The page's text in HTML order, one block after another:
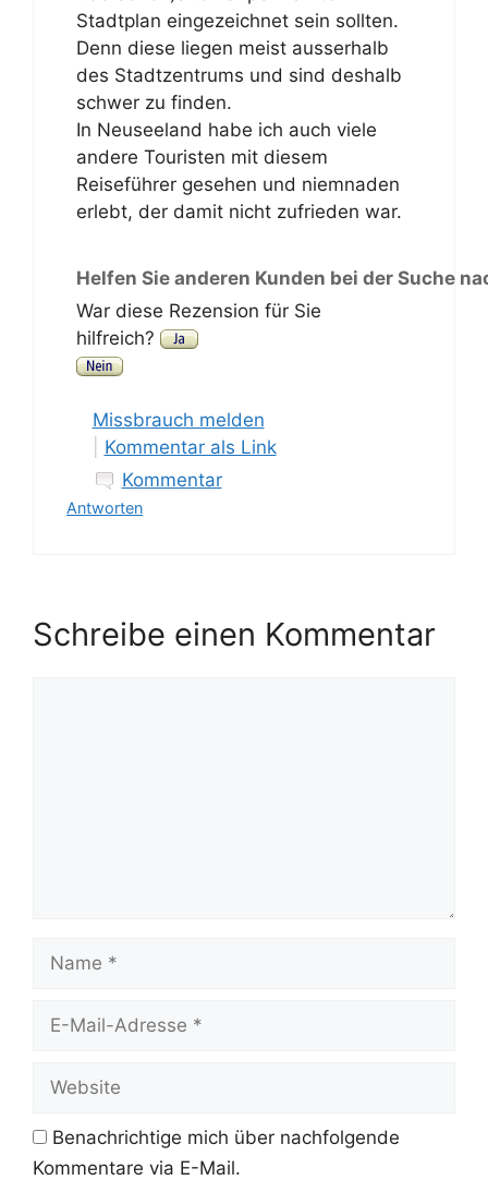
Stadtplan eingezeichnet sein sollten.
Denn diese liegen meist ausserhalb
des Stadtzentrums und sind deshalb
schwer zu finden.
In Neuseeland habe ich auch viele
andere Touristen mit diesem
Reiseführer gesehen und niemnaden
erlebt, der damit nicht zufrieden war.
Helfen Sie anderen Kunden bei der Suche
War diese Rezension für Sie
hilfreich?
Missbrauch melden
Kommentar als Link
Kommentar
Antworten
Schreibe einen Kommentar
Mail-
Benachrichtige mich über nachfolgende
Kommentare via E-Mail.